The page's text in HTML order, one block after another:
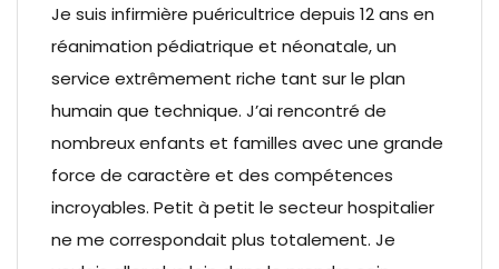
Je suis infirmière puéricultrice depuis 12 ans en
réanimation pédiatrique et néonatale, un
service extrêmement riche tant sur le plan
humain que technique. J’ai rencontré de
nombreux enfants et familles avec une grande
force de caractère et des compétences
incroyables. Petit à petit le secteur hospitalier
ne me correspondait plus totalement. Je